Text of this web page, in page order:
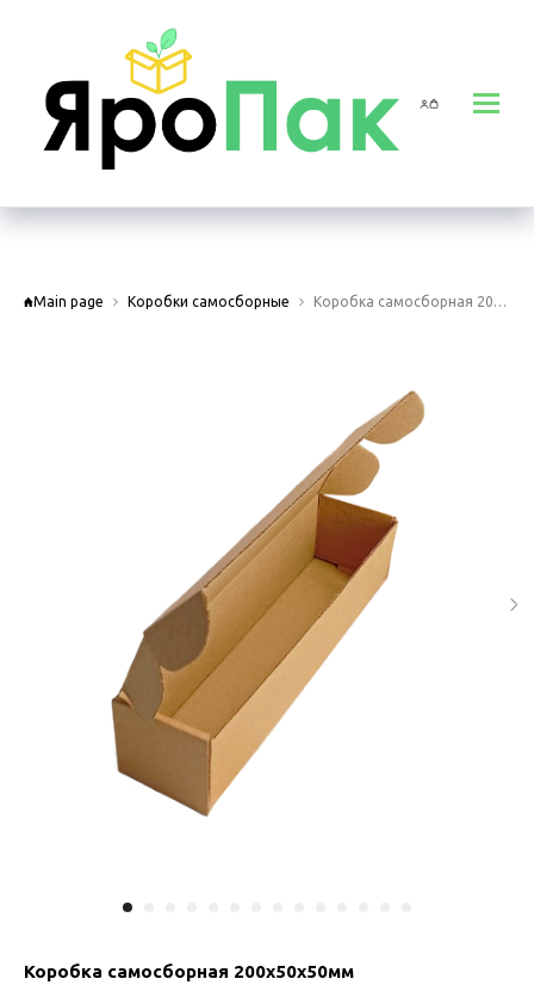
Main page Коробки самосборные Коробка самосборная 200х50х50мм
Коробка самосборная 200х50х50мм